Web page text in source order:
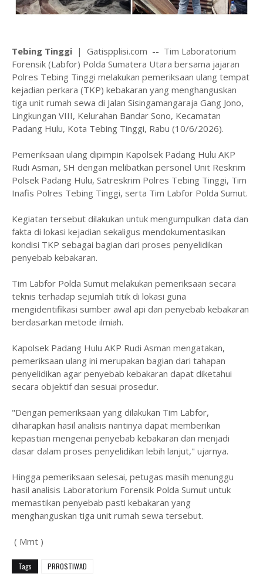
Tebing Tinggi | Gatispplisi.com -- Tim Laboratorium
Forensik (Labfor) Polda Sumatera Utara bersama jajaran
Polres Tebing Tinggi melakukan pemeriksaan ulang tempat
kejadian perkara (TKP) kebakaran yang menghanguskan
tiga unit rumah sewa di Jalan Sisingamangaraja Gang Jono,
Lingkungan VIII, Kelurahan Bandar Sono, Kecamatan
Padang Hulu, Kota Tebing Tinggi, Rabu (10/6/2026).
Pemeriksaan ulang dipimpin Kapolsek Padang Hulu AKP
Rudi Asman, SH dengan melibatkan personel Unit Reskrim
Polsek Padang Hulu, Satreskrim Polres Tebing Tinggi, Tim
Inafis Polres Tebing Tinggi, serta Tim Labfor Polda Sumut.
Kegiatan tersebut dilakukan untuk mengumpulkan data dan
fakta di lokasi kejadian sekaligus mendokumentasikan
kondisi TKP sebagai bagian dari proses penyelidikan
penyebab kebakaran.
Tim Labfor Polda Sumut melakukan pemeriksaan secara
teknis terhadap sejumlah titik di lokasi guna
mengidentifikasi sumber awal api dan penyebab kebakaran
berdasarkan metode ilmiah.
Kapolsek Padang Hulu AKP Rudi Asman mengatakan,
pemeriksaan ulang ini merupakan bagian dari tahapan
penyelidikan agar penyebab kebakaran dapat diketahui
secara objektif dan sesuai prosedur.
"Dengan pemeriksaan yang dilakukan Tim Labfor,
diharapkan hasil analisis nantinya dapat memberikan
kepastian mengenai penyebab kebakaran dan menjadi
dasar dalam proses penyelidikan lebih lanjut," ujarnya.
Hingga pemeriksaan selesai, petugas masih menunggu
hasil analisis Laboratorium Forensik Polda Sumut untuk
memastikan penyebab pasti kebakaran yang
menghanguskan tiga unit rumah sewa tersebut.
( Mmt )
Tags PRROSTIWAD